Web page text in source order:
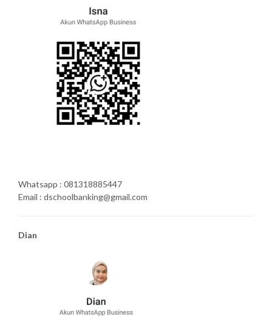
Whatsapp : 081318885447
Email : dschoolbanking@gmail.com
Dian